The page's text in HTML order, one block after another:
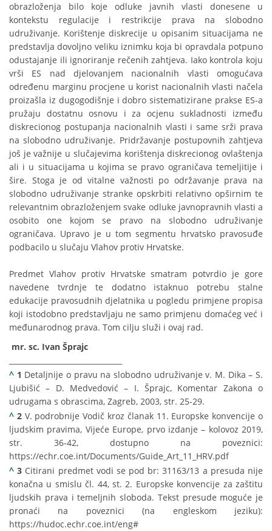
obrazloženja bilo koje odluke javnih vlasti donesene u
kontekstu regulacije i restrikcije prava na slobodno
udruživanje. Korištenje diskrecije u opisanim situacijama ne
predstavlja dovoljno veliku iznimku koja bi opravdala potpuno
odustajanje ili ignoriranje rečenih zahtjeva. Iako kontrola koju
vrši ES nad djelovanjem nacionalnih vlasti omogućava
određenu marginu procjene u korist nacionalnih vlasti načela
proizašla iz dugogodišnje i dobro sistematizirane prakse ES-a
pružaju dostatnu osnovu i za ocjenu sukladnosti između
diskrecionog postupanja nacionalnih vlasti i same srži prava
na slobodno udruživanje. Pridržavanje postupovnih zahtjeva
još je važnije u slučajevima korištenja diskrecionog ovlaštenja
ali i u situacijama u kojima se pravo ograničava temeljitije i
šire. Stoga je od vitalne važnosti po održavanje prava na
slobodno udruživanje stranke opskrbiti relativno opširnim te
relevantnim obrazloženjem svake odluke javnopravnih vlasti a
osobito one kojom se pravo na slobodno udruživanje
ograničava. Upravo je u tom segmentu hrvatsko pravosuđe
podbacilo u slučaju Vlahov protiv Hrvatske.
Predmet Vlahov protiv Hrvatske smatram potvrdio je gore
navedene tvrdnje te dodatno istaknuo potrebu stalne
edukacije pravosudnih djelatnika u pogledu primjene propisa
koji istodobno predstavljaju ne samo primjenu domaćeg već i
međunarodnog prava. Tom cilju služi i ovaj rad.
mr. sc. Ivan Šprajc
^ 1 Detaljnije o pravu na slobodno udruživanje v. M. Dika – S.
Ljubišić – D. Medvedović – I. Šprajc, Komentar Zakona o
udrugama s obrascima, Zagreb, 2003, str. 25-29.
^ 2V. podrobnije Vodič kroz članak 11. Europske konvencije o
ljudskim pravima, Vijeće Europe, prvo izdanje – kolovoz 2019,
str. 36-42, dostupno na poveznici:
https://echr.coe.int/Documents/Guide_Art_11_HRV.pdf
^3 Citirani predmet vodi se pod br: 31163/13 a presuda nije
konačna u smislu čl. 44, st. 2. Europske konvencije za zaštitu
ljudskih prava i temeljnih sloboda. Tekst presude moguće je
pronaći na poveznici (na engleskom jeziku):
https://hudoc.echr.coe.int/eng#